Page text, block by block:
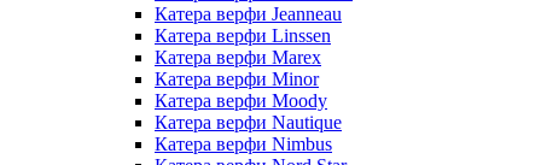
Катера верфи Jeanneau
Катера верфи Linssen
Катера верфи Marex
Катера верфи Minor
Катера верфи Moody
Катера верфи Nautique
Катера верфи Nimbus